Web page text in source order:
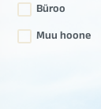
Büroo
Muu hoone